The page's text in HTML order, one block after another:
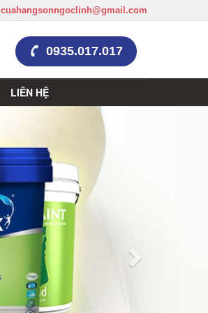
cuahangsonngoclinh@gmail.com
0935.017.017
LIÊN HỆ